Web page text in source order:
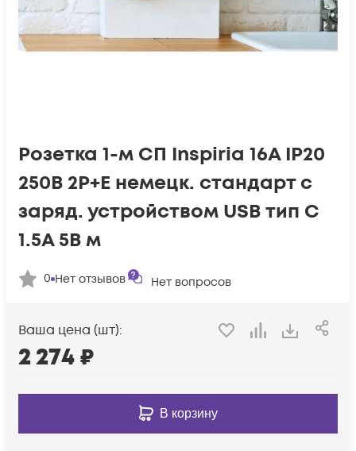
Розетка 1-м СП Inspiria 16А IP20
250В 2P+E немецк. стандарт с
заряд. устройством USB тип C
1.5А 5В м
0 Нет отзывов Нет вопросов
Ваша цена (шт):
2 274₽
В корзину